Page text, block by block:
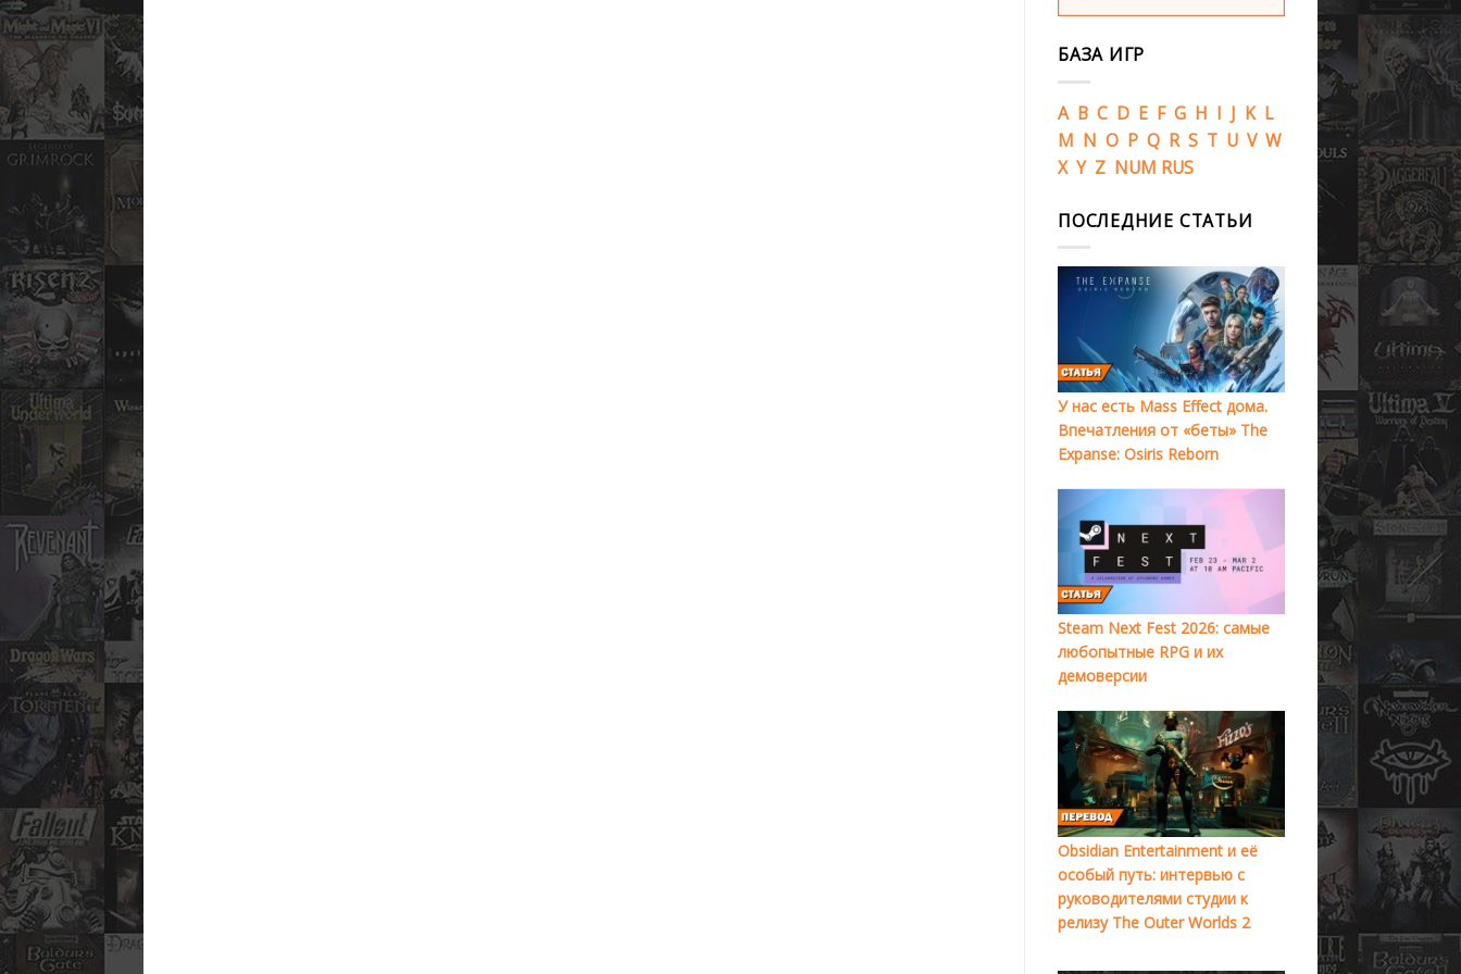
БАЗА ИГР
A B C D E F G H I J K L
M N O P Q R S T U V W
X Y Z NUM RUS
ПОСЛЕДНИЕ СТАТЬИ
У нас есть Mass Effect дома.
Впечатления от «беты» The
Expanse: Osiris Reborn
Steam Next Fest 2026: самые
любопытные RPG и их
демоверсии
Obsidian Entertainment и её
особый путь: интервью с
руководителями студии к
релизу The Outer Worlds 2